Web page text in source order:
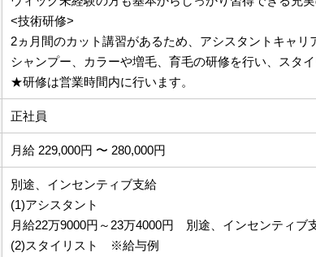
<技術研修>
2ヵ月間のカット講習があるため、アシスタントキャリ
シャンプー、カラーや増毛、育毛の研修を行い、スタ
★研修は営業時間内に行います。
正社員
月給 229,000円 〜 280,000円
別途、インセンティブ支給
(1)アシスタント
月給22万9000円～23万4000円 別途、インセンティブ
(2)スタイリスト ※給与例